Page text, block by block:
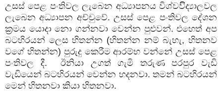
උසස් පෙළ පංතිවල ලැබෙන අධ්‍යාපනය විශ්වවිිද්‍යාලවල
ලැබෙන අධ්‍යාපන අච්චුවේ. උසස් පෙළ පංතිවල දේශන
ක්‍රමය යොදා නො ගන්නවා වෙන්න පුළුවන්. එහෙත් අප
බටහිරයන් ලෙස හිතන්න (හිතන්න නම් බැහැ, හිතනව
වගේ හිතන්න) පුරුදු කෙරීම ආරම්භ වන්නේ උසස් පෙළ
පංතිවල දී. ඊනියා උගත් ගැමි තරුණ පරපුර වැඩි
වැඩියෙන් බටහිරයන් වෙන්න හදනවා. තමන් බටහිරයන්
මෙන් හිතනවා කියා හිතනවා.